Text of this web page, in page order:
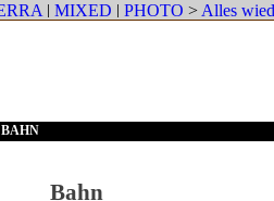
BAHN
Bahn